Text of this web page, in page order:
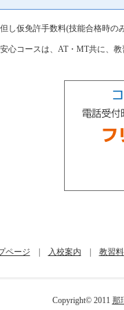
し仮免許手数料(技能合格時の
心コースは、AT・MT共に、教
ページ 入校案内 教習
Copyright© 2011 那